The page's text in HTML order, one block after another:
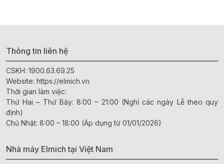
Thông tin liên hệ
CSKH: 1900.63.69.25
Website: https://elmich.vn
Thời gian làm việc:
Thứ Hai – Thứ Bảy: 8:00 – 21:00 (Nghỉ các ngày Lễ theo quy
định)
Chủ Nhật: 8:00 – 18:00 (Áp dụng từ 01/01/2026)
Nhà máy Elmich tại Việt Nam